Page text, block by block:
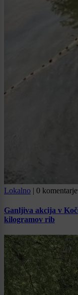
Lokalno | 0
Ganljiva akcija v
kilogramov rib